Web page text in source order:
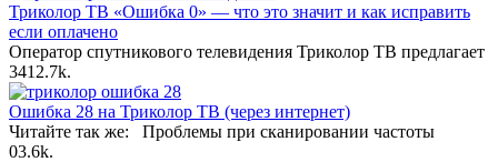
Триколор ТВ «Ошибка 0» — что это значит и как исправить
если оплачено
Оператор спутникового телевидения Триколор ТВ предлагает
3412.7k.
Ошибка 28 на Триколор ТВ (через интернет)
Читайте так же: Проблемы при сканировании частоты
03.6k.